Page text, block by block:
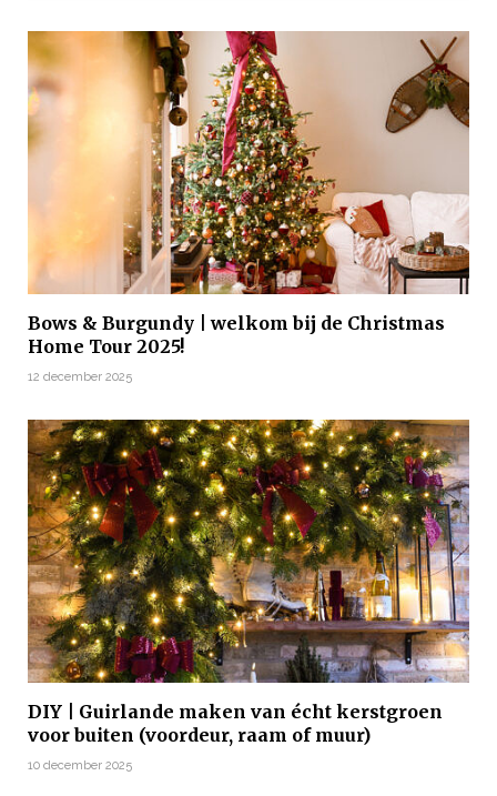
Bows & Burgundy | welkom bij de Christmas
Home Tour 2025!
12 december 2025
DIY | Guirlande maken van écht kerstgroen
voor buiten (voordeur, raam of muur)
10 december 2025